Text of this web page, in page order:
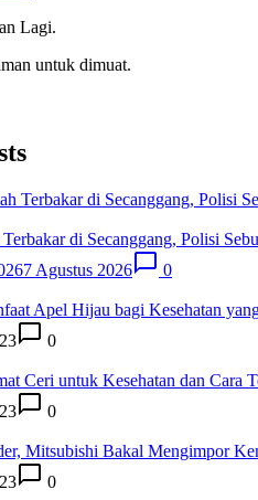
Lagi.
untuk dimuat.
di Secanggang, Polisi
7 Agustus 2026
0
Apel Hijau bagi Kesehatan
0
Ceri untuk Kesehatan dan Cara
0
Mitsubishi Bakal Mengimpor
0